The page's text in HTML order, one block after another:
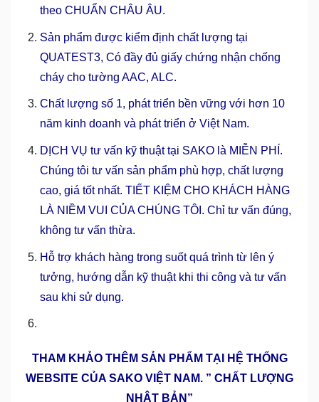
theo CHUẨN CHÂU ÂU.
Sản phẩm được kiểm định chất lượng tại
QUATEST3, Có đầy đủ giấy chứng nhận chống
cháy cho tường AAC, ALC.
Chất lượng số 1, phát triển bền vững với hơn 10
năm kinh doanh và phát triển ở Việt Nam.
DỊCH VỤ tư vấn kỹ thuật tại SAKO là MIỄN PHÍ.
Chúng tôi tư vấn sản phẩm phù hợp, chất lượng
cao, giá tốt nhất. TIẾT KIỆM CHO KHÁCH HÀNG
LÀ NIỀM VUI CỦA CHÚNG TÔI. Chỉ tư vấn đúng,
không tư vấn thừa.
Hỗ trợ khách hàng trong suốt quá trình từ lên ý
tưởng, hướng dẫn kỹ thuật khi thi công và tư vấn
sau khi sử dụng.
THAM KHẢO THÊM SẢN PHẨM TẠI HỆ THỐNG
WEBSITE CỦA SAKO VIỆT NAM. ” CHẤT LƯỢNG
NHẬT BẢN”